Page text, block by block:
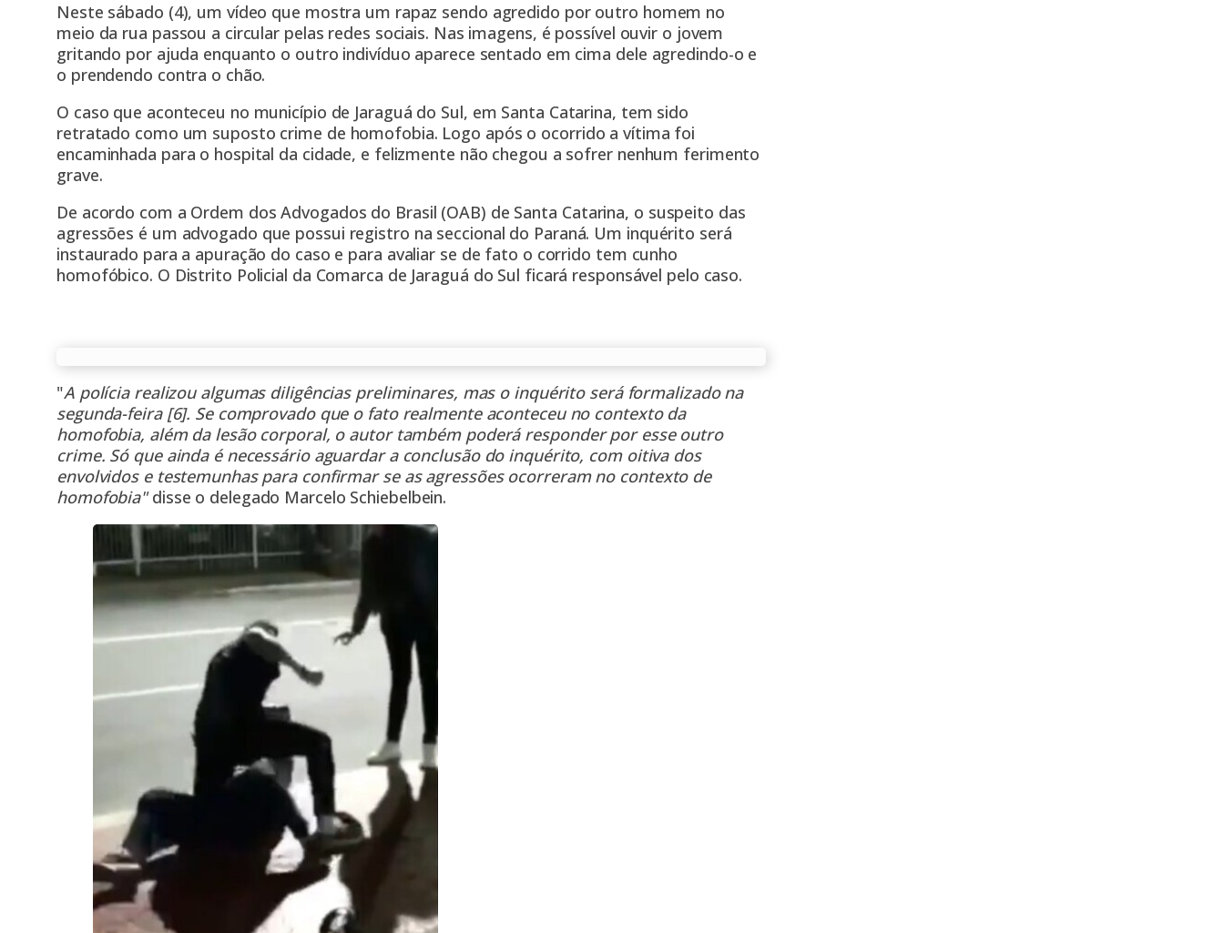
Neste sábado (4), um vídeo que mostra um rapaz sendo agredido por outro homem no
meio da rua passou a circular pelas redes sociais. Nas imagens, é possível ouvir o jovem
gritando por ajuda enquanto o outro indivíduo aparece sentado em cima dele agredindo-o e
o prendendo contra o chão.
O caso que aconteceu no município de Jaraguá do Sul, em Santa Catarina, tem sido
retratado como um suposto crime de homofobia. Logo após o ocorrido a vítima foi
encaminhada para o hospital da cidade, e felizmente não chegou a sofrer nenhum ferimento
grave.
De acordo com a Ordem dos Advogados do Brasil (OAB) de Santa Catarina, o suspeito das
agressões é um advogado que possui registro na seccional do Paraná. Um inquérito será
instaurado para a apuração do caso e para avaliar se de fato o corrido tem cunho
homofóbico. O Distrito Policial da Comarca de Jaraguá do Sul ficará responsável pelo caso.
"A polícia realizou algumas diligências preliminares, mas o inquérito será formalizado na
segunda-feira [6]. Se comprovado que o fato realmente aconteceu no contexto da
homofobia, além da lesão corporal, o autor também poderá responder por esse outro
crime. Só que ainda é necessário aguardar a conclusão do inquérito, com oitiva dos
envolvidos e testemunhas para confirmar se as agressões ocorreram no contexto de
homofobia"disse o delegado Marcelo Schiebelbein.